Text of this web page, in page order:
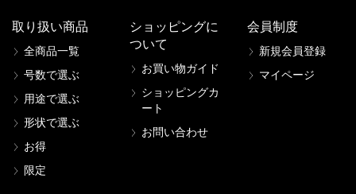
取り扱い商品
全商品一覧
号数で選ぶ
用途で選ぶ
形状で選ぶ
お得
限定
ショッピングに
ついて
お買い物ガイド
ショッピングカ
ート
お問い合わせ
会員制度
新規会員登録
マイページ